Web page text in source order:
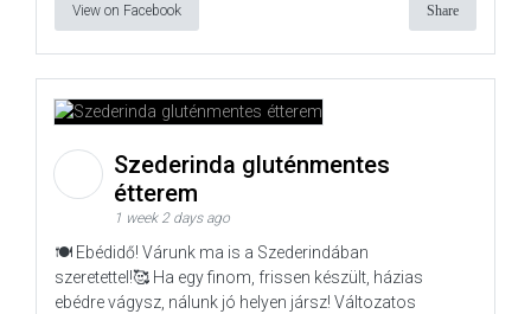
View on Facebook Share
Szederinda gluténmentes
étterem
1 week 2 days ago
🍽️ Ebédidő! Várunk ma is a Szederindában
szeretettel!🥰 Ha egy finom, frissen készült, házias
ebédre vágysz, nálunk jó helyen jársz! Változatos